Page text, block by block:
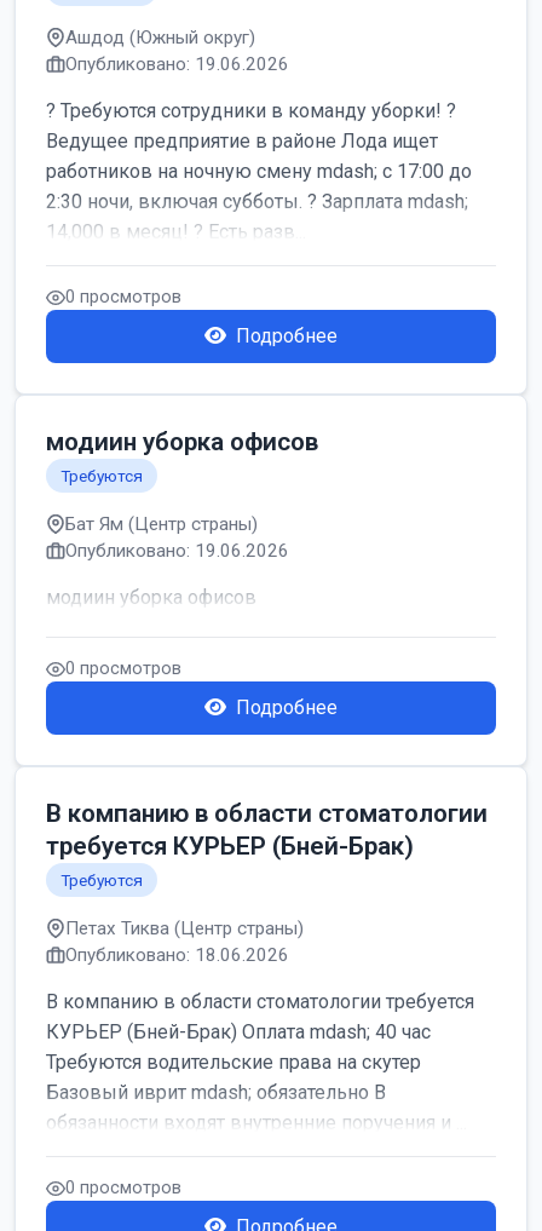
Ашдод (Южный округ)
Опубликовано: 19.06.2026
? Требуются сотрудники в команду уборки! ?
Ведущее предприятие в районе Лода ищет
работников на ночную смену mdash; с 17:00 до
2:30 ночи, включая субботы. ? Зарплата mdash;
14,000 в месяц! ? Есть разв...
0 просмотров
Подробнее
модиин уборка офисов
Требуются
Бат Ям (Центр страны)
Опубликовано: 19.06.2026
модиин уборка офисов
0 просмотров
Подробнее
В компанию в области стоматологии
требуется КУРЬЕР (Бней-Брак)
Требуются
Петах Тиква (Центр страны)
Опубликовано: 18.06.2026
В компанию в области стоматологии требуется
КУРЬЕР (Бней-Брак) Оплата mdash; 40 час
Требуются водительские права на скутер
Базовый иврит mdash; обязательно В
обязанности входят внутренние поручения и ...
0 просмотров